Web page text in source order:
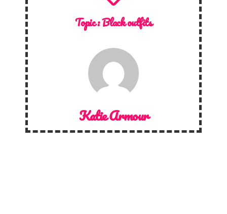
Topic :Black outfits
Katie Armour